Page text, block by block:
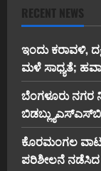
RECENT NEWS
ಇಂದು ಕರಾವಳಿ,
ಮಳೆ ಸಾಧ್ಯತೆ;
ಬೆಂಗಳೂರು ನಗರ
ಕೊರಮಂಗಲ
ಪರಿಶೀಲನೆ ನಡೆಸಿದ